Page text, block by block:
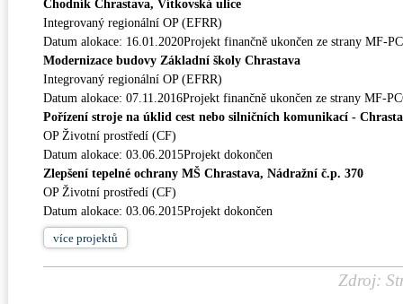
Chodník Chrastava, Vítkovská ulice
Integrovaný regionální OP (EFRR)
Datum alokace: 16.01.2020Projekt finančně ukončen ze strany MF-
Modernizace budovy Základní školy Chrastava
Integrovaný regionální OP (EFRR)
Datum alokace: 07.11.2016Projekt finančně ukončen ze strany MF-
Pořízení stroje na úklid cest nebo silničních komunikací -
OP Životní prostředí (CF)
Datum alokace: 03.06.2015Projekt dokončen
Zlepšení tepelné ochrany MŠ Chrastava, Nádražní č.p. 370
OP Životní prostředí (CF)
Datum alokace: 03.06.2015Projekt dokončen
více projektů
Zdroj: